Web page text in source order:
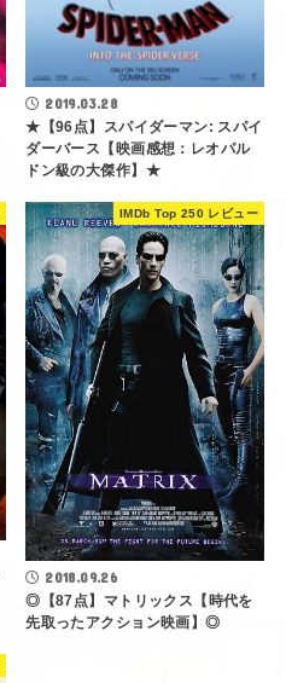
2019.03.28
★【96点】スパイダーマン: スパイ
ダーバース【映画感想：レオパル
ドン級の大傑作】★
IMDb Top 250 レビュー
2018.09.26
◎【87点】マトリックス【時代を
先取ったアクション映画】◎